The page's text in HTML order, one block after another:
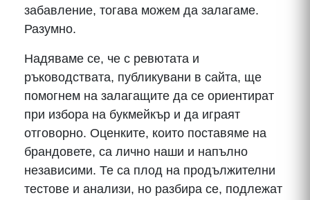
забавление, тогава можем да залагаме.
Разумно.
Надяваме се, че с ревютата и
ръководствата, публикувани в сайта, ще
помогнем на залагащите да се ориентират
при избора на букмейкър и да играят
отговорно. Оценките, които поставяме на
брандовете, са лично наши и напълно
независими. Те са плод на продължителни
тестове и анализи, но разбира се, подлежат